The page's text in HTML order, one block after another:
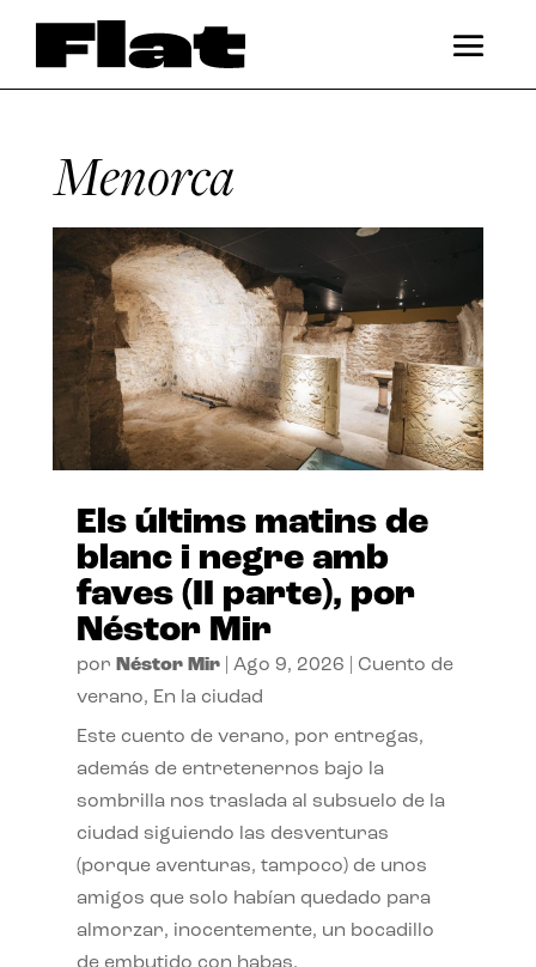
Menorca
Els últims matins de
blanc i negre amb
faves (II parte), por
Néstor Mir
por Néstor Mir| Ago 9, 2026
Cuento de
verano, En la ciudad
Este cuento de verano, por entregas,
además de entretenernos bajo la
sombrilla nos traslada al subsuelo de la
ciudad siguiendo las desventuras
(porque aventuras, tampoco) de unos
amigos que solo habían quedado para
almorzar, inocentemente, un bocadillo
de embutido con habas.